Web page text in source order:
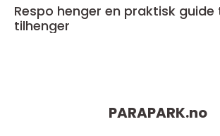
Respo henger en praktisk guide til valg av
tilhenger
PARAPARK.no